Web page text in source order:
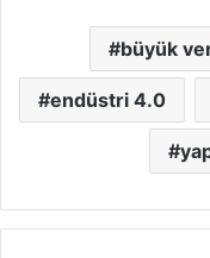
büyük
endüstri 4.0